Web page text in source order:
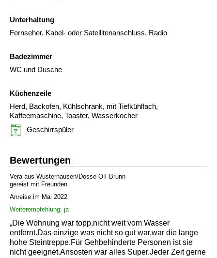
Unterhaltung
Fernseher, Kabel- oder Satellitenanschluss, Radio
Badezimmer
WC und Dusche
Küchenzeile
Herd, Backofen, Kühlschrank, mit Tiefkühlfach,
Kaffeemaschine, Toaster, Wasserkocher
Geschirrspüler
Bewertungen
Vera aus Wusterhausen/Dosse OT Brunn
gereist mit Freunden
Anreise im Mai 2022
Weiterempfehlung: ja
„Die Wohnung war topp,nicht weit vom Wasser
entfernt.Das einzige was nicht so gut war,war die lange
hohe Steintreppe.Für Gehbehinderte Personen ist sie
nicht geeignet.Ansosten war alles Super.Jeder Zeit gerne